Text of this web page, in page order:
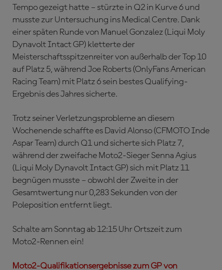
Tempo gezeigt hatte – stürzte in Q2 in Kurve 6 und
musste zur Untersuchung ins Medical Centre. Dank
einer späten Runde von Manuel Gonzalez (Liqui Moly
Dynavolt Intact GP) kletterte der
Meisterschaftsspitzenreiter von außerhalb der Top 10
auf Platz 5, während Joe Roberts (OnlyFans American
Racing Team) mit Platz 6 sein bestes Qualifying-
Ergebnis des Jahres sicherte.
Trotz seiner Verletzungsprobleme an diesem
Wochenende schaffte es David Alonso (CFMOTO Inde
Aspar Team) durch Q1 und sicherte sich Platz 7,
während der zweifache Moto2-Sieger Senna Agius
(Liqui Moly Dynavolt Intact GP) sich mit Platz 11
begnügen musste – obwohl der Zweite in der
Gesamtwertung nur 0,283 Sekunden von der
Poleposition entfernt liegt.
Schalte am Sonntag ab 12:15 Uhr Ortszeit zum
Moto2-Rennen ein!
Moto2-Qualifikationsergebnisse zum GP von